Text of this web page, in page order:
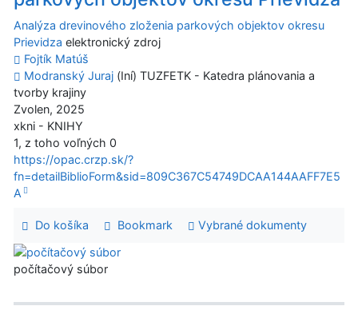
Analýza drevinového zloženia parkových objektov okresu
Prievidza elektronický zdroj
Fojtík Matúš
Modranský Juraj (Iní) TUZFETK - Katedra plánovania a
tvorby krajiny
Zvolen, 2025
xkni - KNIHY
1, z toho voľných 0
https://opac.crzp.sk/?
fn=detailBiblioForm&sid=809C367C54749DCAA144AAFF7E5
A
Do košíka Bookmark Vybrané dokumenty
počítačový súbor